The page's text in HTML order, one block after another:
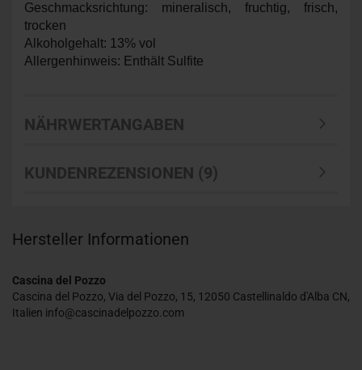
Geschmacksrichtung: mineralisch, fruchtig, frisch,
trocken
Alkoholgehalt: 13% vol
Allergenhinweis: Enthält Sulfite
NÄHRWERTANGABEN
KUNDENREZENSIONEN (9)
Hersteller Informationen
Cascina del Pozzo
Cascina del Pozzo, Via del Pozzo, 15, 12050 Castellinaldo d'Alba CN,
Italien info@cascinadelpozzo.com